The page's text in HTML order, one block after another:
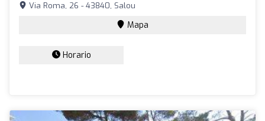
Via Roma, 26 - 43840, Salou
Mapa
Horario